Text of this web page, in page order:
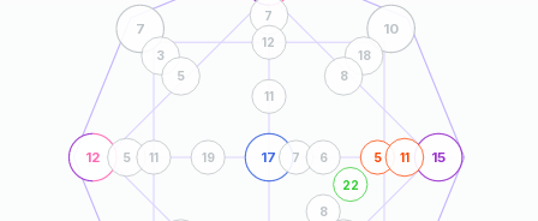
12 15
17
7 10
8
22
5
5
7
11
11
12
7 6
19
11
3
5
18
8